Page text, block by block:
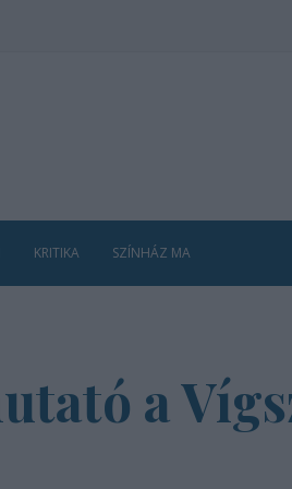
KRITIKA SZÍNHÁZ MA
a